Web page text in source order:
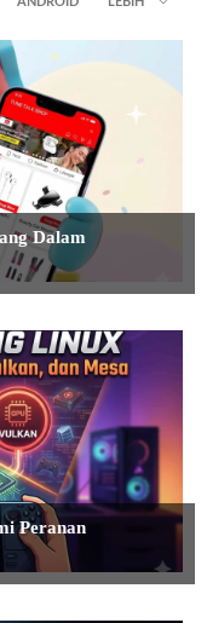
Dalam
Peranan